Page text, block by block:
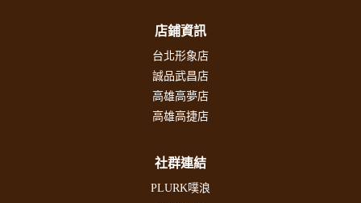
店鋪資訊
台北形象店
誠品武昌店
高雄高夢店
高雄高捷店
社群連結
PLURK噗浪